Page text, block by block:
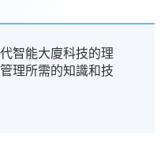
智能大廈科技的理
理所需的知識和技